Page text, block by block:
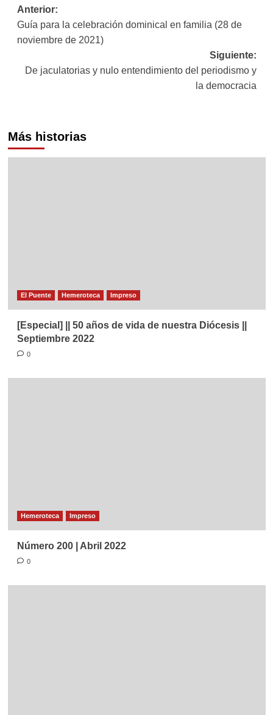
Navegación
de
Anterior:
Guía para la celebración dominical en familia (28 de
noviembre de 2021)
Siguiente:
De jaculatorias y nulo entendimiento del periodismo y
la democracia
Más historias
El Puente Hemeroteca Impreso
[Especial] || 50 años de vida de nuestra Diócesis ||
Septiembre 2022
0
Hemeroteca Impreso
Número 200 | Abril 2022
0